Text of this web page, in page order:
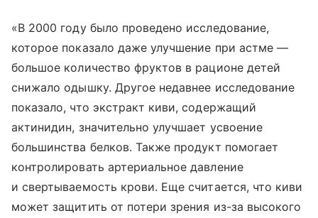
«В 2000 году было проведено исследование,
которое показало даже улучшение при астме —
большое количество фруктов в рационе детей
снижало одышку. Другое недавнее исследование
показало, что экстракт киви, содержащий
актинидин, значительно улучшает усвоение
большинства белков. Также продукт помогает
контролировать артериальное давление
и свертываемость крови. Еще считается, что киви
может защитить от потери зрения из-за высокого